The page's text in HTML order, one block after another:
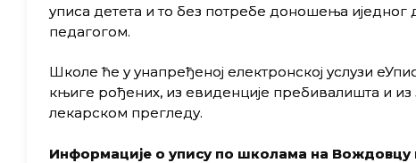
уписа детета и то без потребе доношења
педагогом.
Школе ће у унапређеној електронској услузи
књиге рођених, из евиденције пребивалишта и
лекарском прегледу.
Информације о упису по школама на